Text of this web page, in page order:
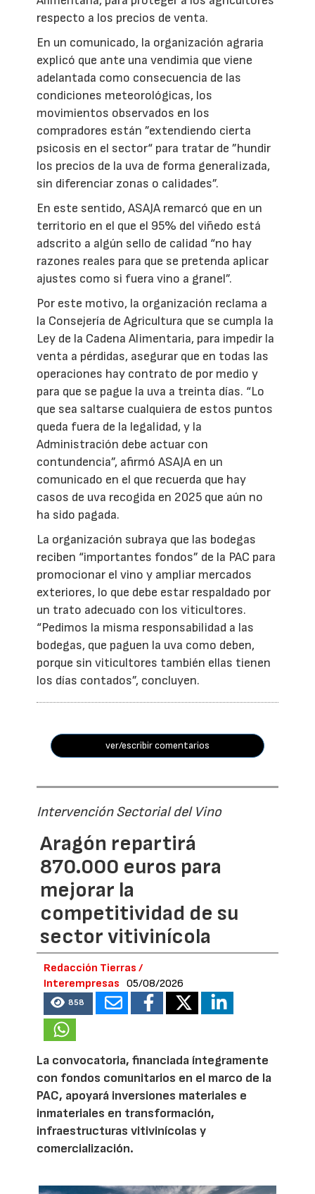
respecto a los precios de venta.
En un comunicado, la organización agraria
explicó que ante una vendimia que viene
adelantada como consecuencia de las
condiciones meteorológicas, los
movimientos observados en los
compradores están ”extendiendo cierta
psicosis en el sector“ para tratar de ”hundir
los precios de la uva de forma generalizada,
sin diferenciar zonas o calidades”.
En este sentido, ASAJA remarcó que en un
territorio en el que el 95% del viñedo está
adscrito a algún sello de calidad “no hay
razones reales para que se pretenda aplicar
ajustes como si fuera vino a granel”.
Por este motivo, la organización reclama a
la Consejería de Agricultura que se cumpla la
Ley de la Cadena Alimentaria, para impedir la
venta a pérdidas, asegurar que en todas las
operaciones hay contrato de por medio y
para que se pague la uva a treinta días. “Lo
que sea saltarse cualquiera de estos puntos
queda fuera de la legalidad, y la
Administración debe actuar con
contundencia”, afirmó ASAJA en un
comunicado en el que recuerda que hay
casos de uva recogida en 2025 que aún no
ha sido pagada.
La organización subraya que las bodegas
reciben “importantes fondos” de la PAC para
promocionar el vino y ampliar mercados
exteriores, lo que debe estar respaldado por
un trato adecuado con los viticultores.
“Pedimos la misma responsabilidad a las
bodegas, que paguen la uva como deben,
porque sin viticultores también ellas tienen
los días contados”, concluyen.
ver/escribir comentarios
Intervención Sectorial del Vino
Aragón repartirá
870.000 euros para
mejorar la
competitividad de su
sector vitivinícola
Redacción Tierras /
Interempresas
05/08/2026
858
La convocatoria, financiada íntegramente
con fondos comunitarios en el marco de la
PAC, apoyará inversiones materiales e
inmateriales en transformación,
infraestructuras vitivinícolas y
comercialización.